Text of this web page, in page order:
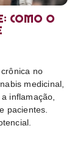
como o
no
medicinal,
inflamação,
pacientes.